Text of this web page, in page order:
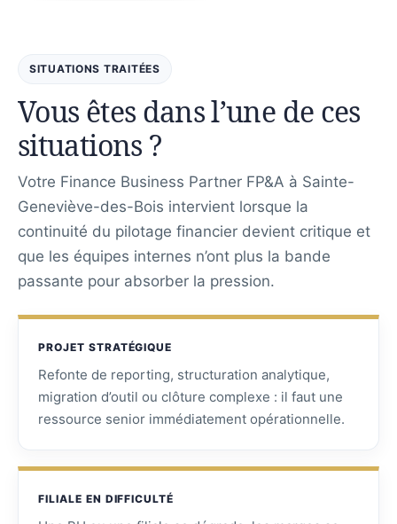
SITUATIONS TRAITÉES
Vous êtes dans l’une de ces
situations ?
Votre Finance Business Partner FP&A à Sainte-
Geneviève-des-Bois intervient lorsque la
continuité du pilotage financier devient critique et
que les équipes internes n’ont plus la bande
passante pour absorber la pression.
PROJET STRATÉGIQUE
Refonte de reporting, structuration analytique,
migration d’outil ou clôture complexe : il faut une
ressource senior immédiatement opérationnelle.
FILIALE EN DIFFICULTÉ